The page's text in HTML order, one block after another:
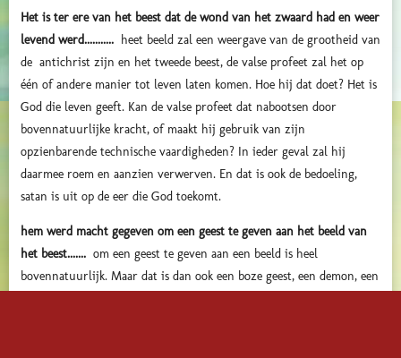
Het is ter ere van het beest dat de wond van het zwaard had en weer
levend werd........... heet beeld zal een weergave van de grootheid van
de antichrist zijn en het tweede beest, de valse profeet zal het op
één of andere manier tot leven laten komen. Hoe hij dat doet? Het is
God die leven geeft. Kan de valse profeet dat nabootsen door
bovennatuurlijke kracht, of maakt hij gebruik van zijn
opzienbarende technische vaardigheden? In ieder geval zal hij
daarmee roem en aanzien verwerven. En dat is ook de bedoeling,
satan is uit op de eer die God toekomt.
hem werd macht gegeven om een geest te geven aan het beeld van
het beest....... om een geest te geven aan een beeld is heel
bovennatuurlijk. Maar dat is dan ook een boze geest, een demon, een